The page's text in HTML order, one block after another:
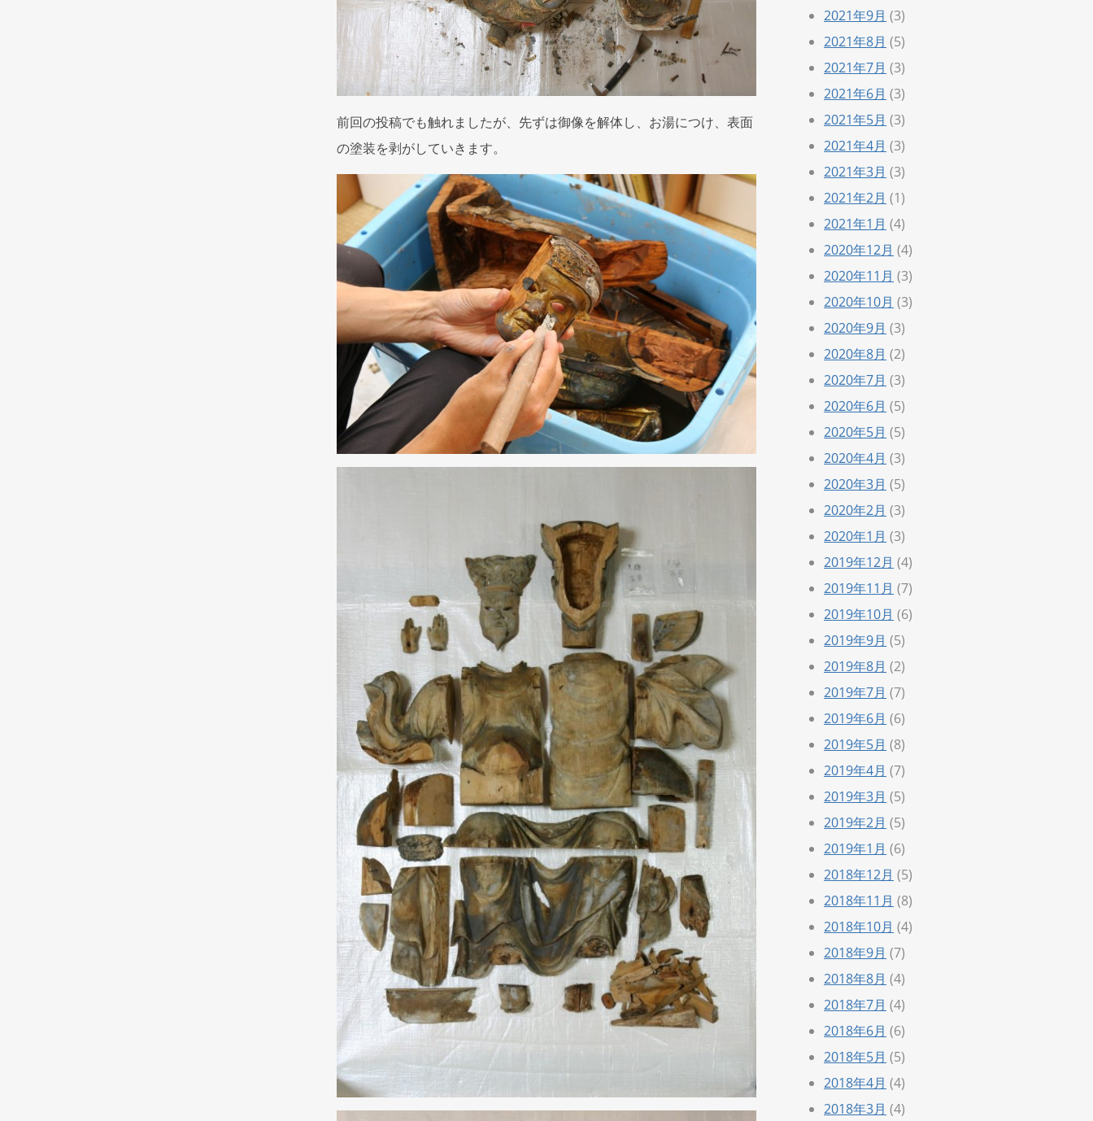
前回の投稿でも触れましたが、先ずは御像を解体し、お湯につけ、表面
の塗装を剥がしていきます。
2021年9月 (3)
2021年8月 (5)
2021年7月 (3)
2021年6月 (3)
2021年5月 (3)
2021年4月 (3)
2021年3月 (3)
2021年2月 (1)
2021年1月 (4)
2020年12月 (4)
2020年11月 (3)
2020年10月 (3)
2020年9月 (3)
2020年8月 (2)
2020年7月 (3)
2020年6月 (5)
2020年5月 (5)
2020年4月 (3)
2020年3月 (5)
2020年2月 (3)
2020年1月 (3)
2019年12月 (4)
2019年11月 (7)
2019年10月 (6)
2019年9月 (5)
2019年8月 (2)
2019年7月 (7)
2019年6月 (6)
2019年5月 (8)
2019年4月 (7)
2019年3月 (5)
2019年2月 (5)
2019年1月 (6)
2018年12月 (5)
2018年11月 (8)
2018年10月 (4)
2018年9月 (7)
2018年8月 (4)
2018年7月 (4)
2018年6月 (6)
2018年5月 (5)
2018年4月 (4)
2018年3月 (4)